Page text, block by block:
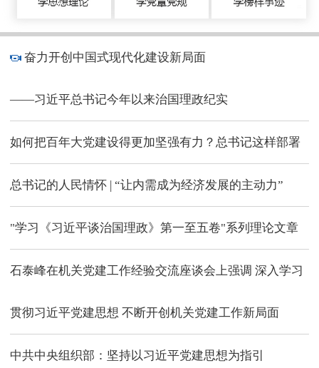
奋力开创中国式现代化建设新局面
——习近平总书记今年以来治国理政纪实
如何把百年大党建设得更加坚强有力？总书记这样部署
总书记的人民情怀 | “让内需成为经济发展的主动力”
"学习《习近平谈治国理政》第一至五卷"系列理论文章
石泰峰在机关党建工作经验交流座谈会上强调 深入学习
贯彻习近平党建思想 不断开创机关党建工作新局面
中共中央组织部：坚持以习近平党建思想为指引